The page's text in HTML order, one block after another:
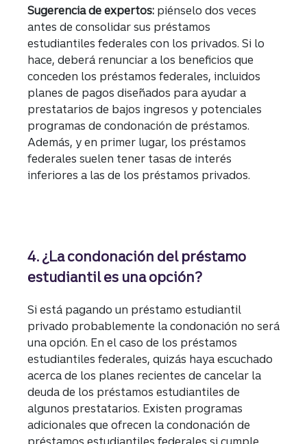
Sugerencia de expertos:piénselo dos veces
antes de consolidar sus préstamos
estudiantiles federales con los privados. Si lo
hace, deberá renunciar a los beneficios que
conceden los préstamos federales, incluidos
planes de pagos diseñados para ayudar a
prestatarios de bajos ingresos y potenciales
programas de condonación de préstamos.
Además, y en primer lugar, los préstamos
federales suelen tener tasas de interés
inferiores a las de los préstamos privados.
4. ¿La condonación del préstamo
estudiantil es una opción?
Si está pagando un préstamo estudiantil
privado probablemente la condonación no será
una opción. En el caso de los préstamos
estudiantiles federales, quizás haya escuchado
acerca de los planes recientes de cancelar la
deuda de los préstamos estudiantiles de
algunos prestatarios. Existen programas
adicionales que ofrecen la condonación de
préstamos estudiantiles federales si cumple